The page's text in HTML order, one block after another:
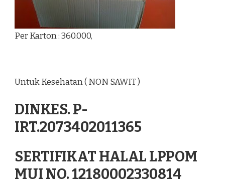
Per Karton : 360.000,
Untuk Kesehatan ( NON SAWIT )
DINKES. P-
IRT.2073402011365
SERTIFIKAT HALAL LPPOM
MUI NO. 12180002330814